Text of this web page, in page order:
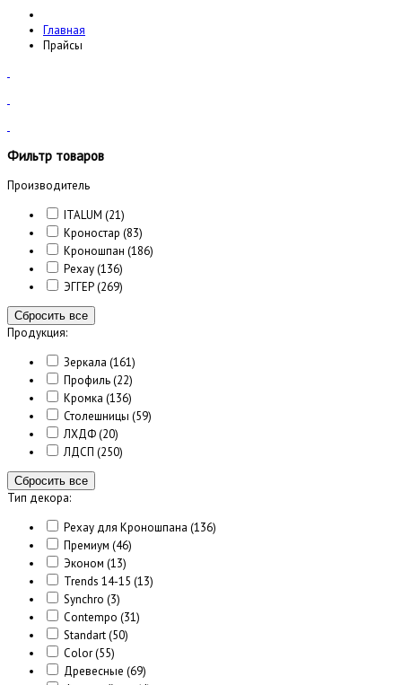
Главная
Прайсы
Фильтр товаров
Производитель
ITALUM (21)
Кроностар (83)
Кроношпан (186)
Рехау(136)
ЭГГЕР(269)
Сбросить все
Продукция:
Зеркала (161)
Профиль(22)
Кромка (136)
Столешницы (59)
ЛХДФ(20)
ЛДСП (250)
Сбросить все
Тип декора:
Рехау для Кроношпана (136)
Премиум (46)
Эконом (13)
Trends 14-15 (13)
Synchro (3)
Contempo (31)
Standart(50)
Color(55)
Древесные (69)